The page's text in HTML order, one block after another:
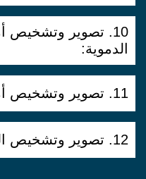
10. تصوير وتشخيص
الدموية:
11. تصوير وتشخيص أمراض القلب:
12. تصوير وتشخيص التشوهات الخلقية.